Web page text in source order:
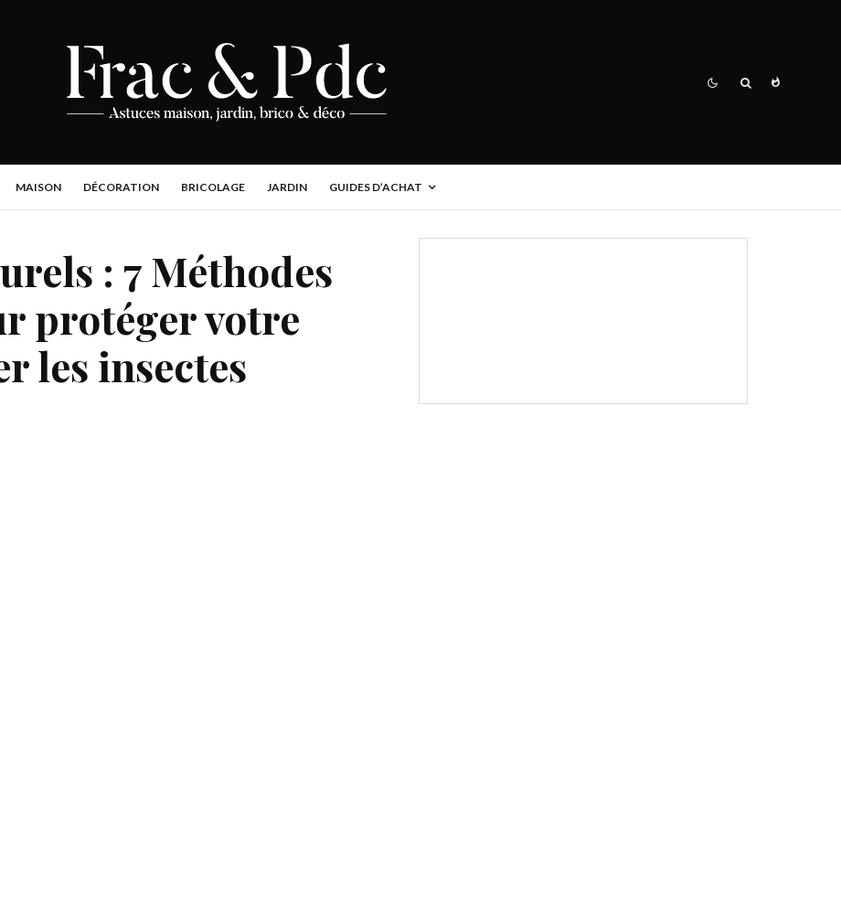
MAISON DÉCORATION BRICOLAGE JARDIN GUIDES D’ACHAT
: 7 Méthodes
protéger votre
les insectes